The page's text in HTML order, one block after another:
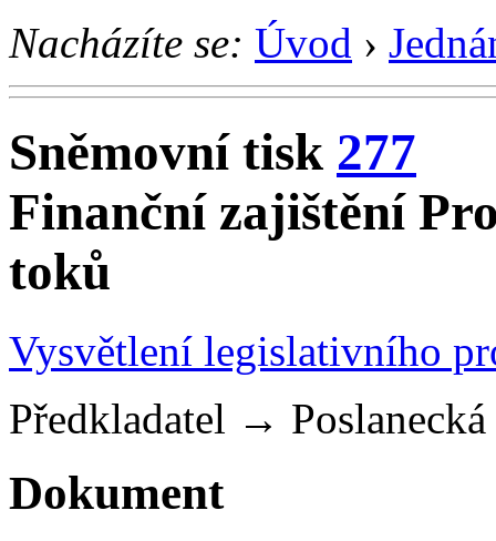
Nacházíte se: Úvod ›
Sněmovní tisk 277
Finanční zajištění
toků
Vysvětlení legislativního
Předkladatel →
Dokument